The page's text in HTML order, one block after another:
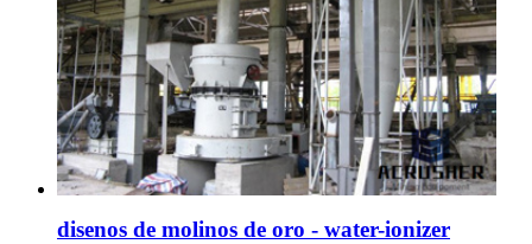
disenos de molinos de oro - water-ionizer